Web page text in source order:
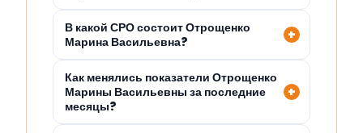
В какой СРО состоит Отрощенко
Марина Васильевна?
Как менялись показатели Отрощенко
Марины Васильевны за последние
месяцы?